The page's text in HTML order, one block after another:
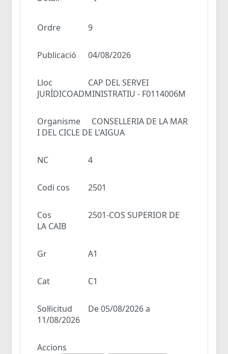
Ordre 9
Publicació 04/08/2026
Lloc
CAP DEL SERVEI
JURÍDICOADMINISTRATIU - F0114006M
Organisme
CONSELLERIA DE LA MAR
I DEL CICLE DE L'AIGUA
NC 4
Codi cos 2501
Cos
2501-COS SUPERIOR DE
LA CAIB
Gr A1
Cat C1
Sol·licitud
De 05/08/2026 a
11/08/2026
Accions